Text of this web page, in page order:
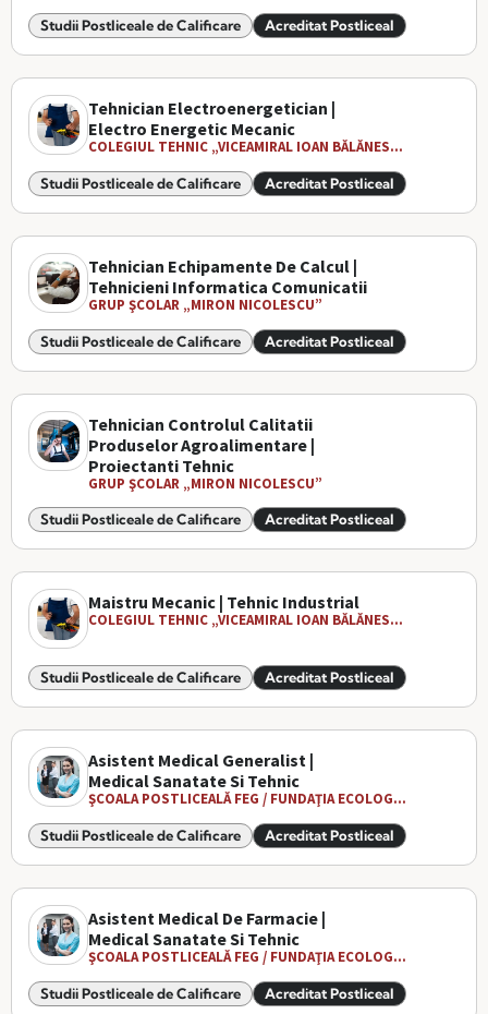
Studii Postliceale de Calificare Acreditat Postliceal
Tehnician Electroenergetician |
Electro Energetic Mecanic
COLEGIUL TEHNIC „VICEAMIRAL IOAN BĂLĂNES...
Studii Postliceale de Calificare Acreditat Postliceal
Tehnician Echipamente De Calcul |
Tehnicieni Informatica Comunicatii
GRUP ŞCOLAR „MIRON NICOLESCU”
Studii Postliceale de Calificare Acreditat Postliceal
Tehnician Controlul Calitatii
Produselor Agroalimentare |
Proiectanti Tehnic
GRUP ŞCOLAR „MIRON NICOLESCU”
Studii Postliceale de Calificare Acreditat Postliceal
Maistru Mecanic | Tehnic Industrial
COLEGIUL TEHNIC „VICEAMIRAL IOAN BĂLĂNES...
Studii Postliceale de Calificare Acreditat Postliceal
Asistent Medical Generalist |
Medical Sanatate Si Tehnic
ŞCOALA POSTLICEALĂ FEG / FUNDAŢIA ECOLOG...
Studii Postliceale de Calificare Acreditat Postliceal
Asistent Medical De Farmacie |
Medical Sanatate Si Tehnic
ŞCOALA POSTLICEALĂ FEG / FUNDAŢIA ECOLOG...
Studii Postliceale de Calificare Acreditat Postliceal